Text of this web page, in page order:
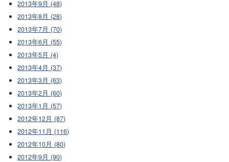
2013年9月 (48)
2013年8月 (28)
2013年7月 (70)
2013年6月 (55)
2013年5月 (4)
2013年4月 (37)
2013年3月 (63)
2013年2月 (60)
2013年1月 (57)
2012年12月 (87)
2012年11月 (116)
2012年10月 (80)
2012年9月 (90)